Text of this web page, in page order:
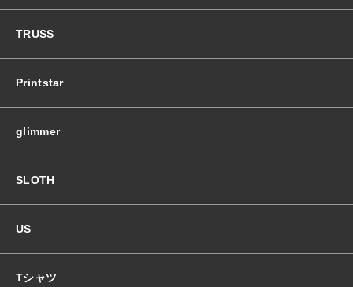
個
TRUSS
Printstar
glimmer
SLOTH
US
Tシャツ